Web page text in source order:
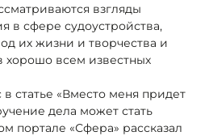
взгляды
в сфере судоустройства,
их жизни и творчества и
всем известных
статье «Вместо меня придет
дела может стать
портале «Сфера» рассказал